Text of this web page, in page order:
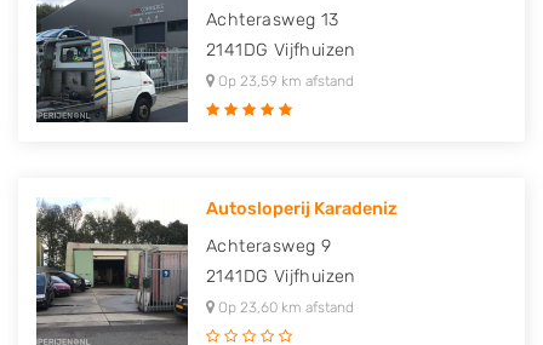
Achterasweg 13
2141DG Vijfhuizen
Op 23,59 km afstand
Autosloperij Karadeniz
Achterasweg 9
2141DG Vijfhuizen
Op 23,60 km afstand